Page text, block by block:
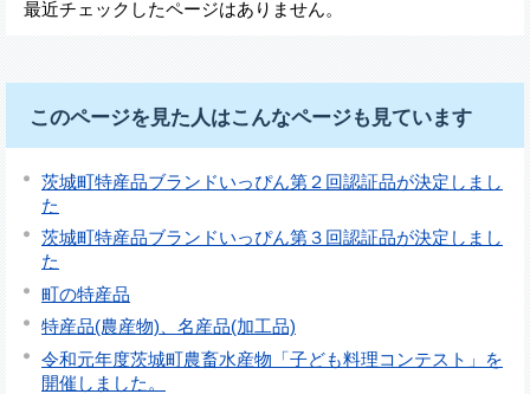
最近チェックしたページはありません。
このページを見た人はこんなページも見ています
茨城町特産品ブランドいっぴん第２回認証品が決定しまし
た
茨城町特産品ブランドいっぴん第３回認証品が決定しまし
た
町の特産品
特産品(農産物)、名産品(加工品)
令和元年度茨城町農畜水産物「子ども料理コンテスト」を
開催しました。